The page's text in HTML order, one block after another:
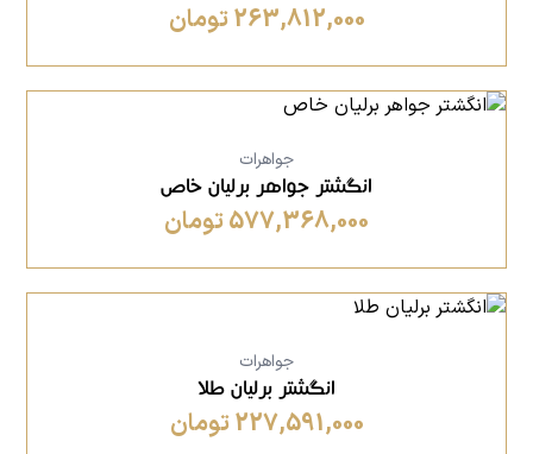
263,812,000 تومان
جواهرات
انگشتر جواهر برلیان خاص
577,368,000 تومان
جواهرات
انگشتر برلیان طلا
227,591,000 تومان